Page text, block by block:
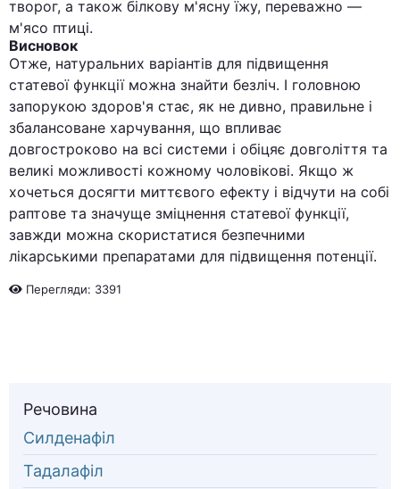
творог, а також білкову м'ясну їжу, переважно —
м'ясо птиці.
Висновок
Отже, натуральних варіантів для підвищення
статевої функції можна знайти безліч. І головною
запорукою здоров'я стає, як не дивно, правильне і
збалансоване харчування, що впливає
довгостроково на всі системи і обіцяє довголіття та
великі можливості кожному чоловікові. Якщо ж
хочеться досягти миттєвого ефекту і відчути на собі
раптове та значуще зміцнення статевої функції,
завжди можна скористатися безпечними
лікарськими препаратами для підвищення потенції.
Перегляди: 3391
Речовина
Силденафіл
Тадалафіл